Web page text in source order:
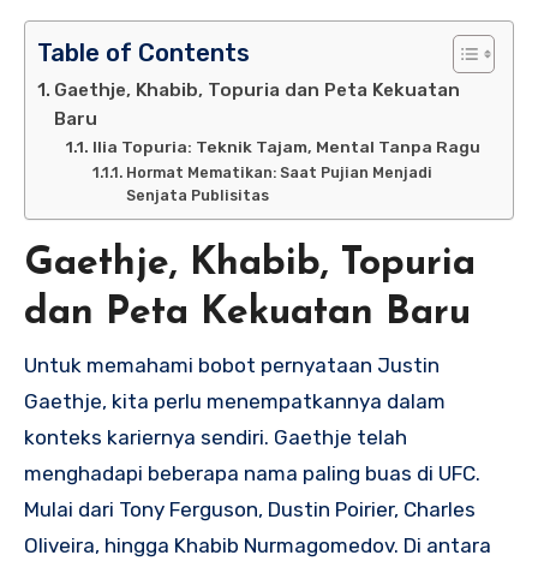
Table of Contents
Gaethje, Khabib, Topuria dan Peta Kekuatan
Baru
Ilia Topuria: Teknik Tajam, Mental Tanpa Ragu
Hormat Mematikan: Saat Pujian Menjadi
Senjata Publisitas
Gaethje, Khabib, Topuria
dan Peta Kekuatan Baru
Untuk memahami bobot pernyataan Justin
Gaethje, kita perlu menempatkannya dalam
konteks kariernya sendiri. Gaethje telah
menghadapi beberapa nama paling buas di UFC.
Mulai dari Tony Ferguson, Dustin Poirier, Charles
Oliveira, hingga Khabib Nurmagomedov. Di antara